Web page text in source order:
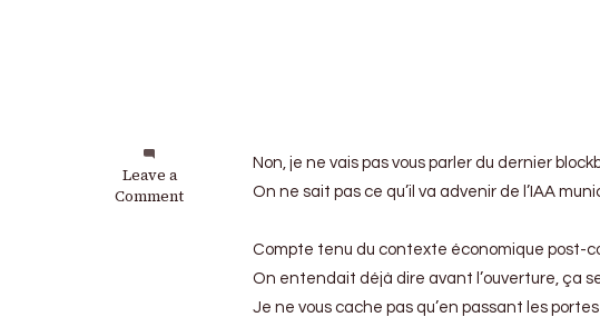
Leave a
Comment
on
Mondial
Non, je ne vais pas vous parler du dernier
On ne sait pas ce qu’il va advenir de l’IAA
Compte tenu du contexte économique post-
On entendait déjà dire avant l’ouverture, ça
Je ne vous cache pas qu’en passant les